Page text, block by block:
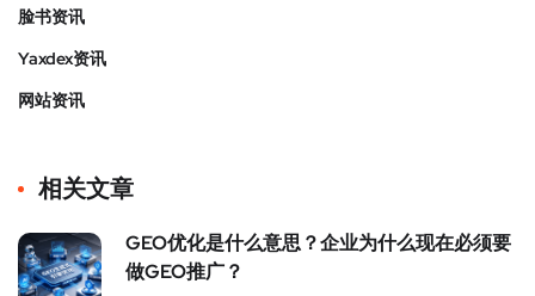
脸书资讯
Yaxdex资讯
网站资讯
相关文章
GEO优化是什么意思？企业为什么现在必须要
做GEO推广？